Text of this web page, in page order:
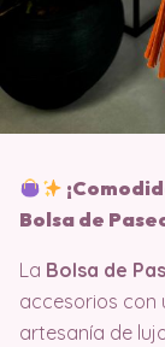
Bolsa de
La Bolsa de
accesorios con
artesanía de